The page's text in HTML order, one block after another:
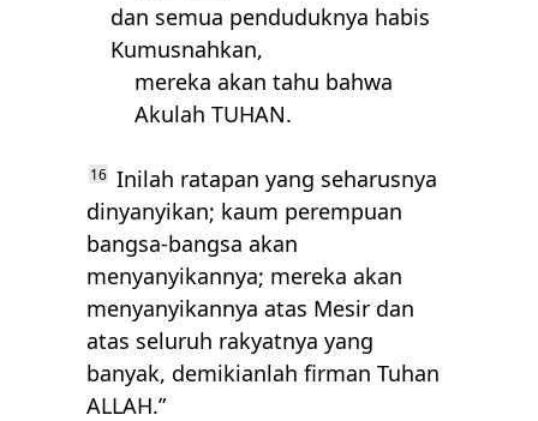
dan semua penduduknya habis
Kumusnahkan,
mereka akan tahu bahwa
Akulah TUHAN.
16 Inilah ratapan yang seharusnya
dinyanyikan; kaum perempuan
bangsa-bangsa akan
menyanyikannya; mereka akan
menyanyikannya atas Mesir dan
atas seluruh rakyatnya yang
banyak, demikianlah firman Tuhan
ALLAH.”